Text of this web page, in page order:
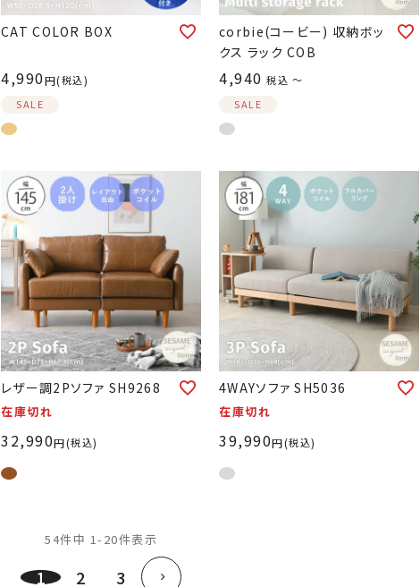
CAT COLOR BOX
4,990
税込
SALE
corbie(コービー) 収納ボッ
クス ラック COB
4,940 税込 〜
SALE
レザー調2Pソファ SH9268
在庫切れ
32,990 税込
4WAYソファ SH5036
在庫切れ
39,990 税込
54件中 1- 20件表示
1 2 3